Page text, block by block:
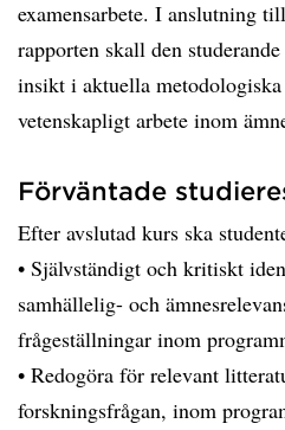
examensarbete. I anslutning
rapporten skall den
insikt i aktuella
vetenskapligt arbete inom
Förväntade
Efter avslutad kurs ska
• Självständigt och kritiskt
samhällelig- och
frågeställningar inom
• Redogöra för relevant
forskningsfrågan, inom